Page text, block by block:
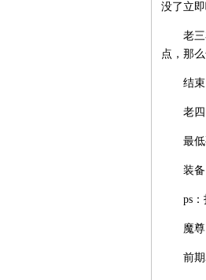
没了立
老三容
点，那
结束
老四
最低要
装备：
ps：打
魔尊
前期3